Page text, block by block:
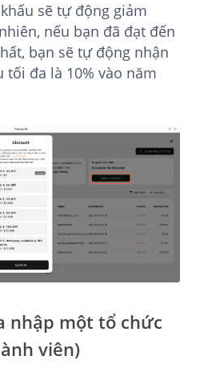
sẽ tự động giảm
nếu bạn đã đạt đến
bạn sẽ tự động nhận
đa là 10% vào năm
nhập một tổ chức
viên)